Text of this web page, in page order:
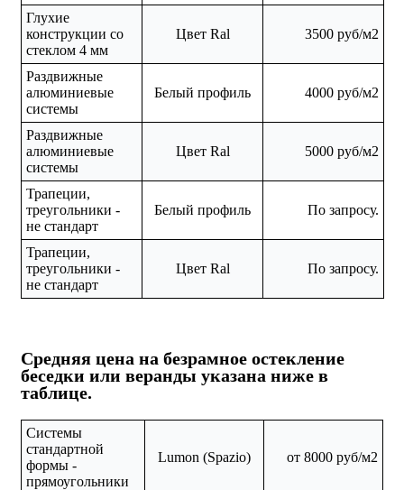
Глухие
конструкции со
стеклом 4 мм
Цвет Ral 3500 руб/м2
Раздвижные
алюминиевые
системы
Белый профиль 4000 руб/м2
Раздвижные
алюминиевые
системы
Цвет Ral 5000 руб/м2
Трапеции,
треугольники -
не стандарт
Белый профиль По запросу.
Трапеции,
треугольники -
не стандарт
Цвет Ral По запросу.
Средняя цена на безрамное остекление
беседки или веранды указана ниже в
таблице.
Системы
стандартной
формы -
прямоугольники
Lumon (Spazio) от 8000 руб/м2